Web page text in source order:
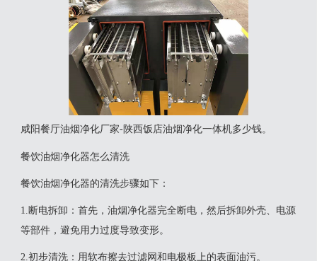
咸阳餐厅油烟净化厂家-陕西饭店油烟净化一体机多少钱。
餐饮油烟净化器怎么清洗
‌餐饮油烟净化器的清洗步骤如下‌：‌
1‌.断电拆卸‌：首先，油烟净化器完全断电，然后拆卸外壳、电源
等部件，避免用力过度导致变形。
‌2.初步清洗‌：用软布擦去过滤网和电极板上的表面油污。